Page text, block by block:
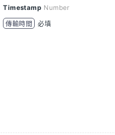
Timestamp Number
傳輸時間
必填